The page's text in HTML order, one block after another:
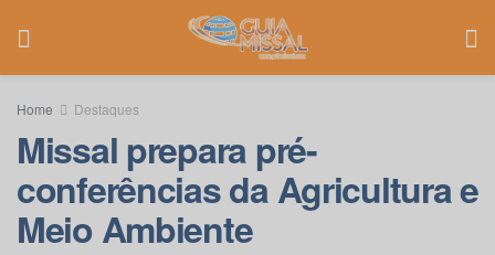
Home Destaques
Missal prepara pré-
conferências da Agricultura e
Meio Ambiente